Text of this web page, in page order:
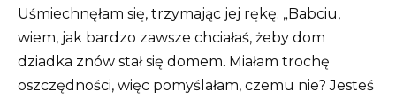
Uśmiechnęłam się, trzymając jej rękę. „Babciu,
wiem, jak bardzo zawsze chciałaś, żeby dom
dziadka znów stał się domem. Miałam trochę
oszczędności, więc pomyślałam, czemu nie? Jesteś